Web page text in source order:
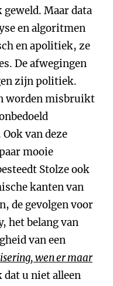
Maar data
en algoritmen
en apolitiek, ze
De afwegingen
zijn politiek.
worden misbruikt
van deze
mooie
Stolze ook
kanten van
de gevolgen voor
het belang van
van een
wen er maar
dat u niet alleen